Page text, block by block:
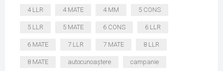
4 LLR 4 MATE 4 MM 5 CONS
5 LLR 5 MATE 6 CONS 6 LLR
6 MATE 7 LLR 7 MATE 8 LLR
8 MATE autocunoaștere campanie